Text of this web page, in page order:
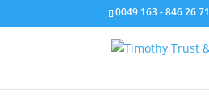
0049 163 - 846 26 71